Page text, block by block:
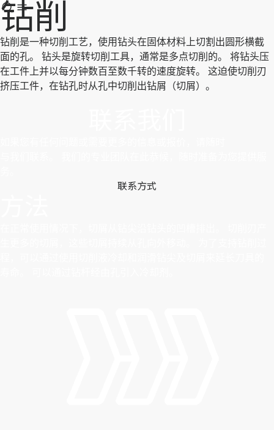
钻削
钻削是一种切削工艺，使用钻头在固体材料上切割出圆形横截
面的孔。 钻头是旋转切削工具，通常是多点切削的。 将钻头压
在工件上并以每分钟数百至数千转的速度旋转。 这迫使切削刃
挤压工件，在钻孔时从孔中切削出钻屑（切屑）。
联系方式